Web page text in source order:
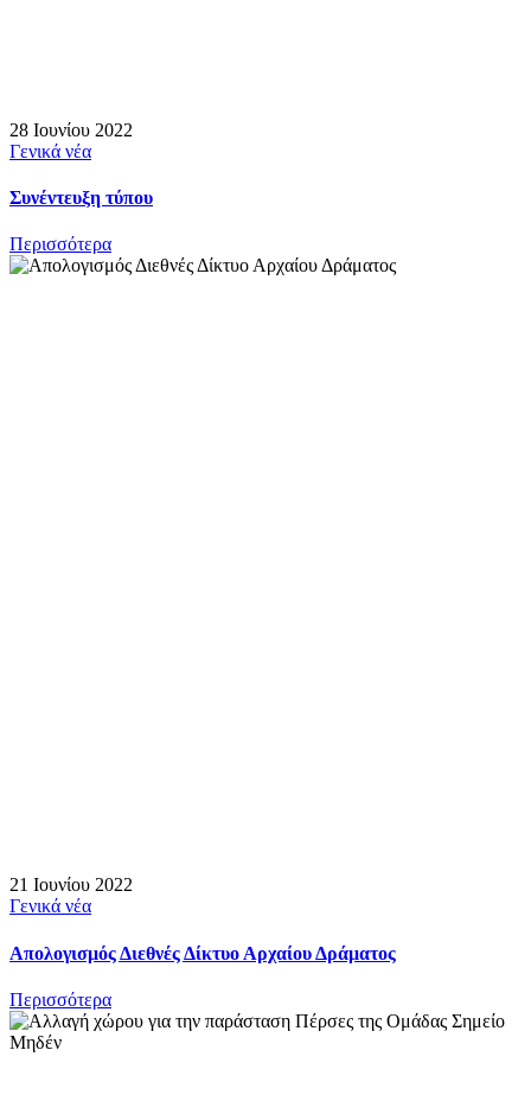
28 Ιουνίου 2022
Γενικά νέα
Συνέντευξη τύπου
Περισσότερα
21 Ιουνίου 2022
Γενικά νέα
Απολογισμός Διεθνές Δίκτυο Αρχαίου Δράματος
Περισσότερα